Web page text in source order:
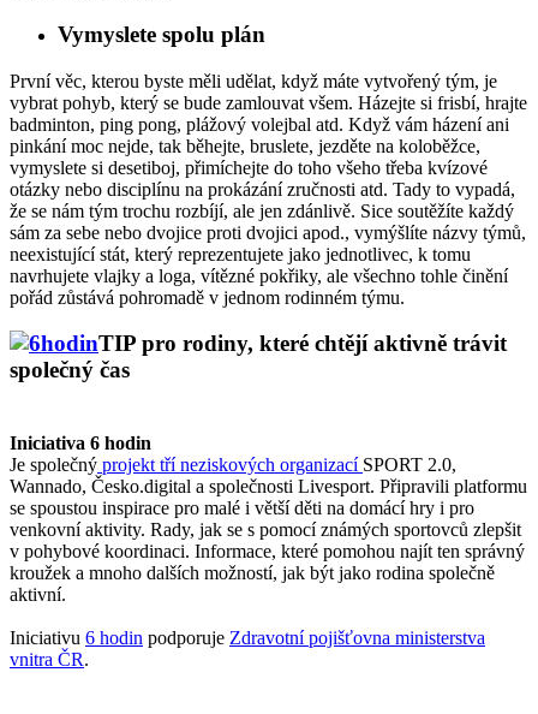
Vymyslete spolu plán
První věc, kterou byste měli udělat, když máte vytvořený tým, je
vybrat pohyb, který se bude zamlouvat všem. Házejte si frisbí, hrajte
badminton, ping pong, plážový volejbal atd. Když vám házení ani
pinkání moc nejde, tak běhejte, bruslete, jezděte na koloběžce,
vymyslete si desetiboj, přimíchejte do toho všeho třeba kvízové
otázky nebo disciplínu na prokázání zručnosti atd. Tady to vypadá,
že se nám tým trochu rozbíjí, ale jen zdánlivě. Sice soutěžíte každý
sám za sebe nebo dvojice proti dvojici apod., vymýšlíte názvy týmů,
neexistující stát, který reprezentujete jako jednotlivec, k tomu
navrhujete vlajky a loga, vítězné pokřiky, ale všechno tohle činění
pořád zůstává pohromadě v jednom rodinném týmu.
TIP pro rodiny, které chtějí aktivně trávit
společný čas
Iniciativa 6 hodin
Je společný projekt tří neziskových organizací SPORT 2.0,
Wannado, Česko.digital a společnosti Livesport. Připravili platformu
se spoustou inspirace pro malé i větší děti na domácí hry i pro
venkovní aktivity. Rady, jak se s pomocí známých sportovců zlepšit
v pohybové koordinaci. Informace, které pomohou najít ten správný
kroužek a mnoho dalších možností, jak být jako rodina společně
aktivní.
Iniciativu 6 hodin podporuje Zdravotní pojišťovna ministerstva
vnitra ČR.